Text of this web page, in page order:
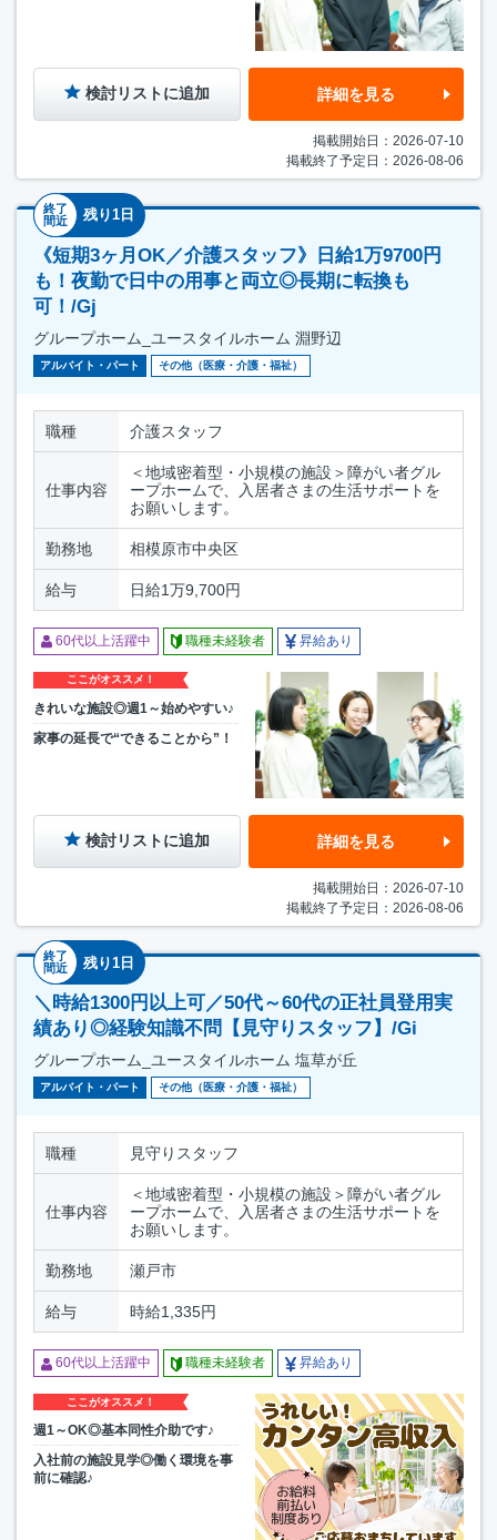
検討リストに追加 詳細を見る
掲載開始日：2026-07-10
掲載終了予定日：2026-08-06
終了
間近
残り1日
《短期3ヶ月OK／介護スタッフ》日給1万9700円
も！夜勤で日中の用事と両立◎長期に転換も
可！/Gj
グループホーム_ユースタイルホーム 淵野辺
アルバイト・パート その他（医療・介護・福祉）
職種 介護スタッフ
仕事内容
＜地域密着型・小規模の施設＞障がい者グル
ープホームで、入居者さまの生活サポートを
お願いします。
勤務地 相模原市中央区
給与 日給1万9,700円
60代以上活躍中 職種未経験者 昇給あり
ここがオススメ！
きれいな施設◎週1～始めやすい♪
家事の延長で“できることから”！
検討リストに追加 詳細を見る
掲載開始日：2026-07-10
掲載終了予定日：2026-08-06
終了
間近
残り1日
＼時給1300円以上可／50代～60代の正社員登用実
績あり◎経験知識不問【見守りスタッフ】/Gi
グループホーム_ユースタイルホーム 塩草が丘
アルバイト・パート その他（医療・介護・福祉）
職種 見守りスタッフ
仕事内容
＜地域密着型・小規模の施設＞障がい者グル
ープホームで、入居者さまの生活サポートを
お願いします。
勤務地 瀬戸市
給与 時給1,335円
60代以上活躍中 職種未経験者 昇給あり
ここがオススメ！
週1～OK◎基本同性介助です♪
入社前の施設見学◎働く環境を事
前に確認♪